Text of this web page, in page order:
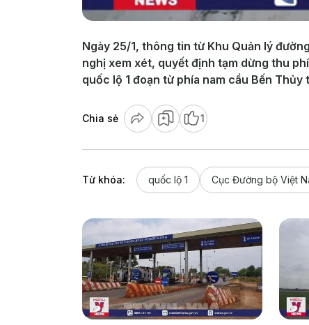
Ngày 25/1, thông tin từ Khu Quản lý
nghị xem xét, quyết định tạm dừng thu
quốc lộ 1 đoạn từ phía nam cầu Bến
Chia sẻ 1
Từ khóa: quốc lộ 1 Cục Đường bộ Việt